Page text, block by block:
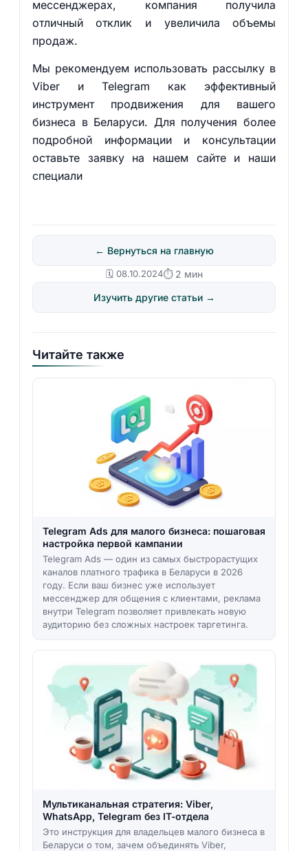
мессенджерах, компания получила
отличный отклик и увеличила объемы
продаж.
Мы рекомендуем использовать рассылку в
Viber и Telegram как эффективный
инструмент продвижения для вашего
бизнеса в Беларуси. Для получения более
подробной информации и консультации
оставьте заявку на нашем сайте и наши
специали
← Вернуться на главную
🗓️ 08.10.2024⏱ 2 мин
Изучить другие статьи →
Читайте также
Telegram Ads для малого бизнеса: пошаговая
настройка первой кампании
Telegram Ads — один из самых быстрорастущих
каналов платного трафика в Беларуси в 2026
году. Если ваш бизнес уже использует
мессенджер для общения с клиентами, реклама
внутри Telegram позволяет привлекать новую
аудиторию без сложных настроек таргетинга.
Мультиканальная стратегия: Viber,
WhatsApp, Telegram без IT‑отдела
Это инструкция для владельцев малого бизнеса в
Беларуси о том, зачем объединять Viber,